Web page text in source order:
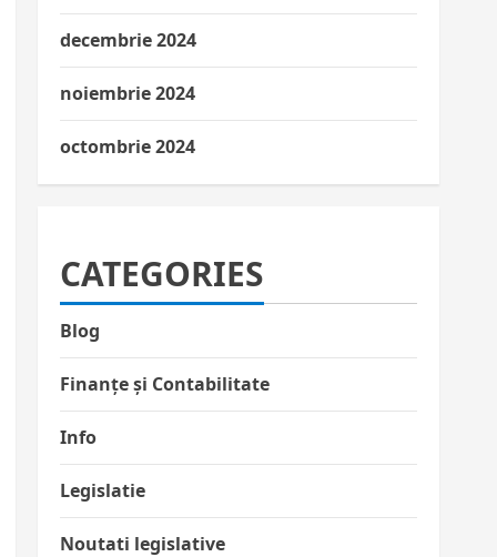
decembrie 2024
noiembrie 2024
octombrie 2024
CATEGORIES
Blog
Finanțe și Contabilitate
Info
Legislatie
Noutati legislative